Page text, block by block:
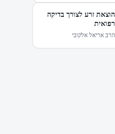
הוצאת זרע לצורך בדיקה
רפואית
הרב אריאל אלקובי